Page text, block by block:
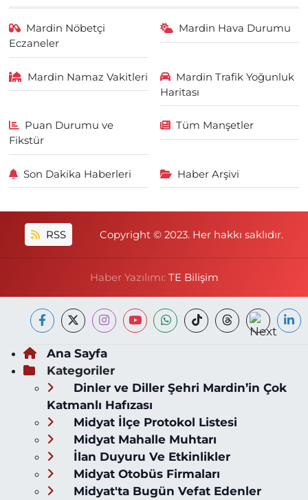
Mardin Nöbetçi
Eczaneler
Mardin Hava Durumu
Mardin Namaz Vakitleri
Mardin Trafik Yoğunluk
Haritası
Puan Durumu ve
Fikstür
Tüm Manşetler
Son Dakika Haberleri Haber Arşivi
RSS Copyright © 2023. Her hakkı saklıdır.
Haber Yazılımı: TE Bilişim
Ana Sayfa
Kategoriler
Dinler ve Diller Şehri Mardin’in Çok
Katmanlı Hafızası
Midyat İlçe Protokol Listesi
Midyat Mahalle Muhtarı
İlan Duyuru Ve Etkinlikler
Midyat Otobüs Firmaları
Midyat'ta Bugün Vefat Edenler